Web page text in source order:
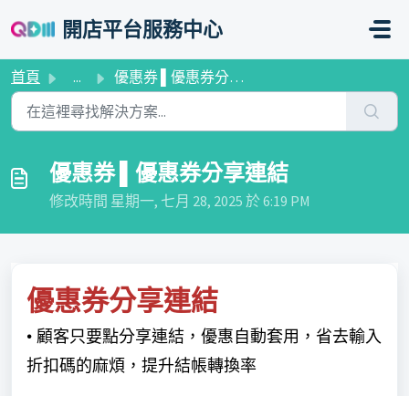
開店平台服務中心
首頁 ... 優惠券 ▌優惠券分享連結
優惠券 ▌優惠券分享連結
修改時間 星期一, 七月 28, 2025 於 6:19 PM
優惠券分享連結
• 顧客只要點分享連結，優惠自動套用，省去輸入
折扣碼的麻煩，提升結帳轉換率